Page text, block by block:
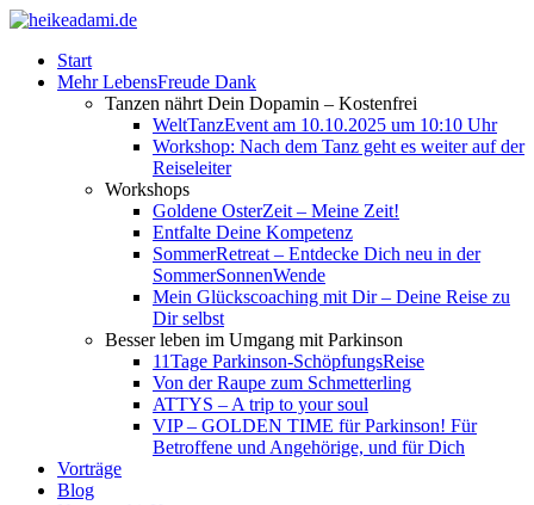
Start
Mehr LebensFreude Dank
Tanzen nährt Dein Dopamin – Kostenfrei
WeltTanzEvent am 10.10.2025 um 10:10 Uhr
Workshop: Nach dem Tanz geht es weiter auf der
Reiseleiter
Workshops
Goldene OsterZeit – Meine Zeit!
Entfalte Deine Kompetenz
SommerRetreat – Entdecke Dich neu in der
SommerSonnenWende
Mein Glückscoaching mit Dir – Deine Reise zu
Dir selbst
Besser leben im Umgang mit Parkinson
11Tage Parkinson-SchöpfungsReise
Von der Raupe zum Schmetterling
ATTYS – A trip to your soul
VIP – GOLDEN TIME für Parkinson! Für
Betroffene und Angehörige, und für Dich
Vorträge
Blog